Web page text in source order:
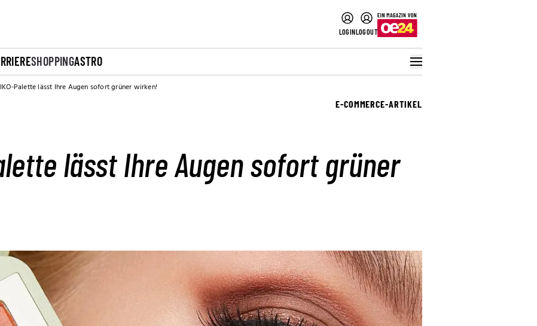
LOGINLOGOUT
SHOPPINGASTRO
Palette lässt Ihre Augen sofort grüner wirken!
E-COMMERCE-ARTIKEL
lässt Ihre Augen sofort grüner